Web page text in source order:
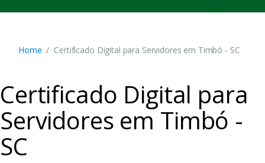
:
Home Certificado Digital para Servidores em Timbó - SC
Certificado Digital para
Servidores em Timbó -
SC